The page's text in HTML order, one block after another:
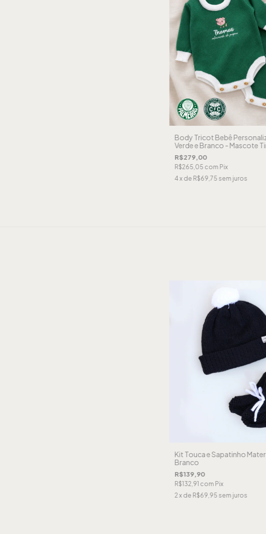
Body Tricot Bebê
Verde e Branco - Mascote
R$279,00
R$265,05 com Pix
4 x de R$69,75 sem juros
Kit Touca e Sapatinho
Branco
R$139,90
R$132,91 com Pix
2 x de R$69,95 sem juros